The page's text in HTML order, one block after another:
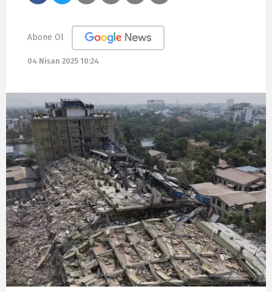
Abone Ol
04 Nisan 2025 10:24